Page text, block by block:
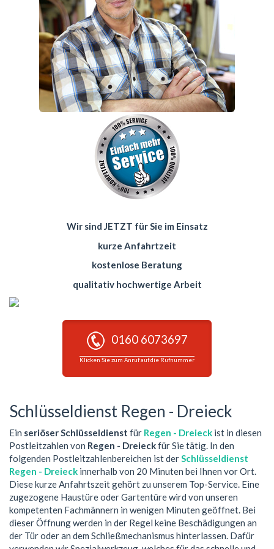
Wir sind JETZT für Sie im Einsatz
kurze Anfahrtzeit
kostenlose Beratung
qualitativ hochwertige Arbeit
0160 6073697
Klicken Sie zum Anruf auf die Rufnummer
Schlüsseldienst Regen - Dreieck
Ein seriöser Schlüsseldienst für Regen - Dreieck ist in diesen
Postleitzahlen von Regen - Dreieckfür Sie tätig. In den
folgenden Postleitzahlenbereichen ist derSchlüsseldienst
Regen - Dreieck innerhalb von 20 Minuten bei Ihnen vor Ort.
Diese kurze Anfahrtszeit gehört zu unserem Top-Service. Eine
zugezogene Haustüre oder Gartentüre wird von unseren
kompetenten Fachmännern in wenigen Minuten geöffnet. Bei
dieser Öffnung werden in der Regel keine Beschädigungen an
der Tür oder an dem Schließmechanismus hinterlassen. Dafür